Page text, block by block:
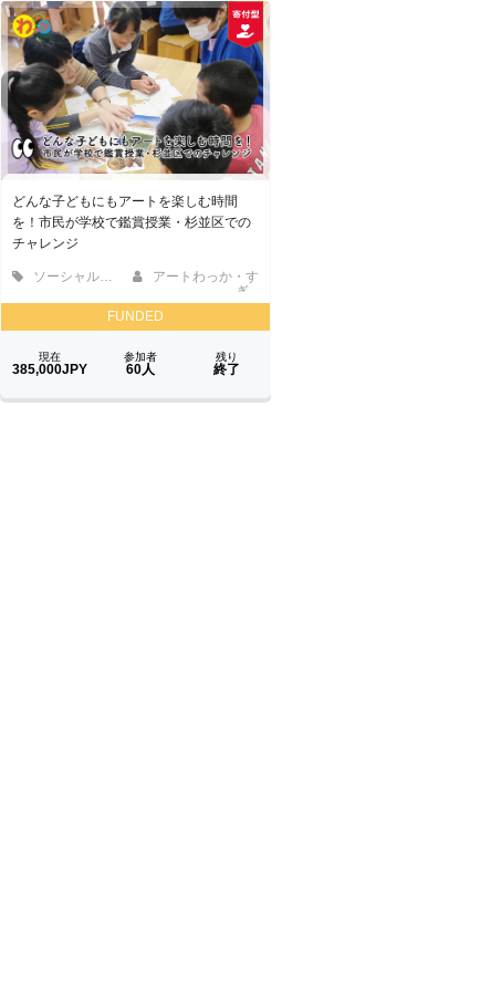
どんな子どもにもアートを楽しむ時間
を！市民が学校で鑑賞授業・杉並区での
チャレンジ
ソーシャルグッド
アートわっか・す
ぎ...
FUNDED
現在
385,000JPY
参加者
60人
残り
終了